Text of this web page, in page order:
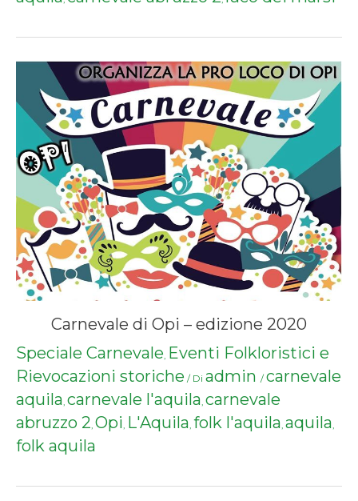
Carnevale di Opi – edizione 2020
Speciale Carnevale, Eventi Folkloristici e
Rievocazioni storiche / Di admin / carnevale
aquila, carnevale l'aquila, carnevale
abruzzo 2, Opi, L'Aquila, folk l'aquila, aquila,
folk aquila